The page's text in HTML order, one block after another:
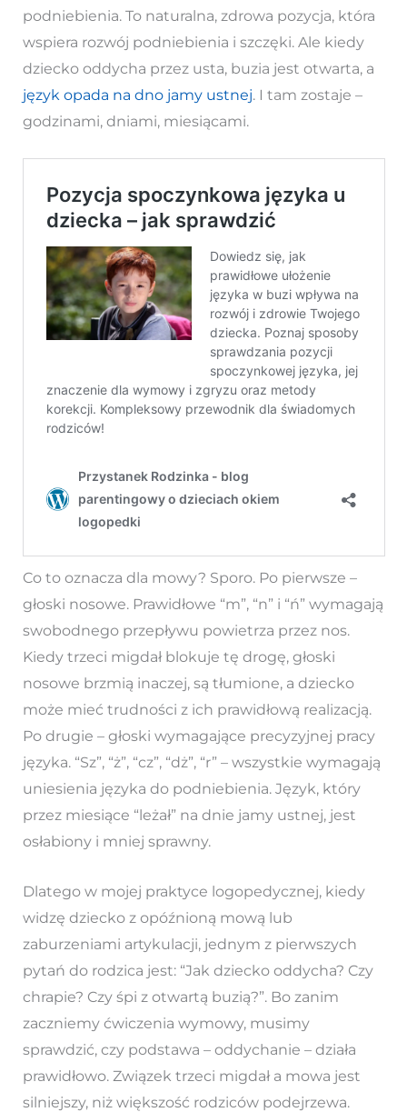
podniebienia. To naturalna, zdrowa pozycja, która
wspiera rozwój podniebienia i szczęki. Ale kiedy
dziecko oddycha przez usta, buzia jest otwarta, a
język opada na dno jamy ustnej. I tam zostaje –
godzinami, dniami, miesiącami.
Co to oznacza dla mowy? Sporo. Po pierwsze –
głoski nosowe. Prawidłowe “m”, “n” i “ń” wymagają
swobodnego przepływu powietrza przez nos.
Kiedy trzeci migdał blokuje tę drogę, głoski
nosowe brzmią inaczej, są tłumione, a dziecko
może mieć trudności z ich prawidłową realizacją.
Po drugie – głoski wymagające precyzyjnej pracy
języka. “Sz”, “ż”, “cz”, “dż”, “r” – wszystkie wymagają
uniesienia języka do podniebienia. Język, który
przez miesiące “leżał” na dnie jamy ustnej, jest
osłabiony i mniej sprawny.
Dlatego w mojej praktyce logopedycznej, kiedy
widzę dziecko z opóźnioną mową lub
zaburzeniami artykulacji, jednym z pierwszych
pytań do rodzica jest: “Jak dziecko oddycha? Czy
chrapie? Czy śpi z otwartą buzią?”. Bo zanim
zaczniemy ćwiczenia wymowy, musimy
sprawdzić, czy podstawa – oddychanie – działa
prawidłowo. Związek trzeci migdał a mowa jest
silniejszy, niż większość rodziców podejrzewa.